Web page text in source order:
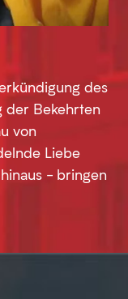
des
der Bekehrten
von
Liebe
- bringen